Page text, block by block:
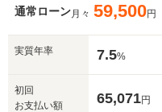
通常ローン月々 59,500円
実質年率 7.5%
初回
お支払い額
65,071円